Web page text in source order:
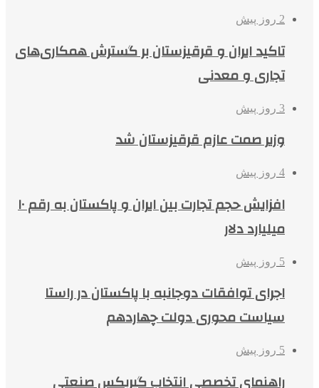
2 روز پیش
تاکید ایران و قرقیزستان بر گسترش همکاری‌های
تجاری و معدنی
3 روز پیش
وزیر صمت عازم قرقیزستان شد
4 روز پیش
افزایش حجم تجارت بین ایران و پاکستان به رقم ۱۰
میلیارد دلار
5 روز پیش
اجرای توافقات دوجانبه با پاکستان در راستا
سیاست محوری دولت چهاردهم
5 روز پیش
راهنمای تخصصی انتخاب گیربکس صنعتی